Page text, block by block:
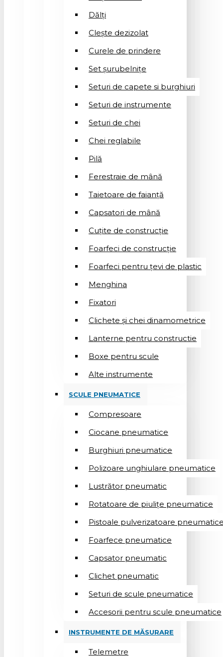
Dălți
Clește dezizolat
Curele de prindere
Set șurubelnițe
Seturi de capete si burghiuri
Seturi de instrumente
Seturi de chei
Chei reglabile
Pilă
Ferestraie de mână
Taietoare de faianță
Capsatori de mână
Cuțite de construcție
Foarfeci de construcție
Foarfeci pentru țevi de plastic
Menghina
Fixatori
Clichete și chei dinamometrice
Lanterne pentru constructie
Boxe pentru scule
Alte instrumente
SCULE PNEUMATICE
Compresoare
Ciocane pneumatice
Burghiuri pneumatice
Polizoare unghiulare pneumatice
Lustrător pneumatic
Rotatoare de piulițe pneumatice
Pistoale pulverizatoare
Foarfece pneumatice
Capsator pneumatic
Clichet pneumatic
Seturi de scule pneumatice
Accesorii pentru scule pneumatice
INSTRUMENTE DE MĂSURARE
Telemetre